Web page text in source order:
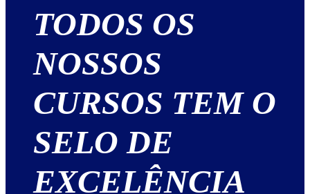
TODOS OS
NOSSOS
CURSOS TEM O
SELO DE
EXCELÊNCIA